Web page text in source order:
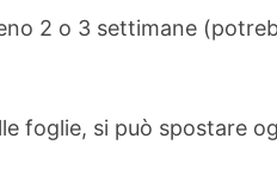
2 o 3 settimane
foglie, si può spostare